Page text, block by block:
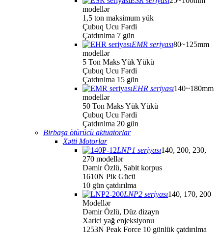
modellər
1,5 ton maksimum yük
Çubuq Ucu Fərdi
Çatdırılma 7 gün
EMR seriyası80~125mm
modellər
5 Ton Maks Yük Yükü
Çubuq Ucu Fərdi
Çatdırılma 15 gün
EHR seriyası140~180mm
modellər
50 Ton Maks Yük Yükü
Çubuq Ucu Fərdi
Çatdırılma 20 gün
Birbaşa ötürücü aktuatorlar
Xətti Motorlar
LNP1 seriyası140, 200, 230,
270 modellər
Dəmir Özlü, Sabit korpus
1610N Pik Gücü
10 gün çatdırılma
LNP2 seriyası140, 170, 200
Modellər
Dəmir Özlü, Düz dizayn
Xarici yağ enjeksiyonu
1253N Peak Force 10 günlük çatdırılma